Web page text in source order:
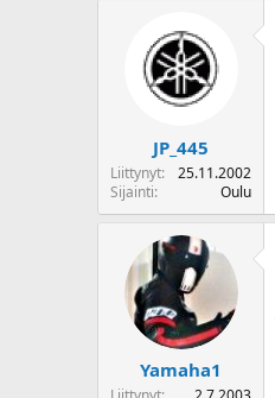
JP_445
Liittynyt
25.11.2002
Sijainti
Oulu
Yamaha1